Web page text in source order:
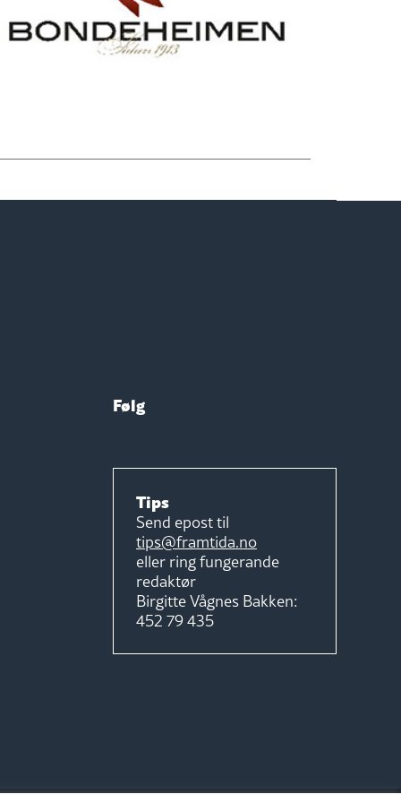
Følg
Tips
Send epost til
tips@framtida.no
eller ring fungerande
redaktør
Birgitte Vågnes Bakken:
452 79 435